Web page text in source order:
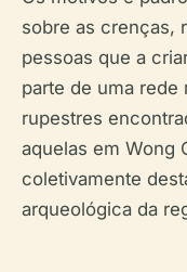
sobre as crenças,
pessoas que a
parte de uma rede
rupestres
aquelas em Wong
coletivamente
arqueológica da